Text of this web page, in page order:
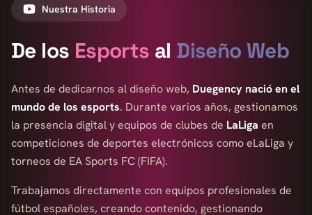
Nuestra Historia
De los Esports al Diseño Web
Antes de dedicarnos al diseño web, Duegency nació en el
mundo de los esports. Durante varios años, gestionamos
la presencia digital y equipos de clubes de LaLiga en
competiciones de deportes electrónicos como eLaLiga y
torneos de EA Sports FC (FIFA).
Trabajamos directamente con equipos profesionales de
fútbol españoles, creando contenido, gestionando